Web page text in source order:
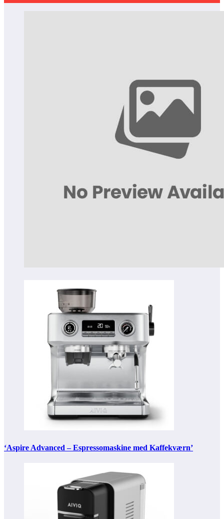
‘Aspire Advanced – Espressomaskine med Kaffekværn’